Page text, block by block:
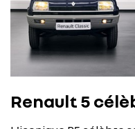
Renault 5